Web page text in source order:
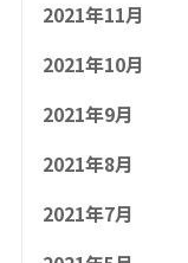
2021年11月
2021年10月
2021年9月
2021年8月
2021年7月